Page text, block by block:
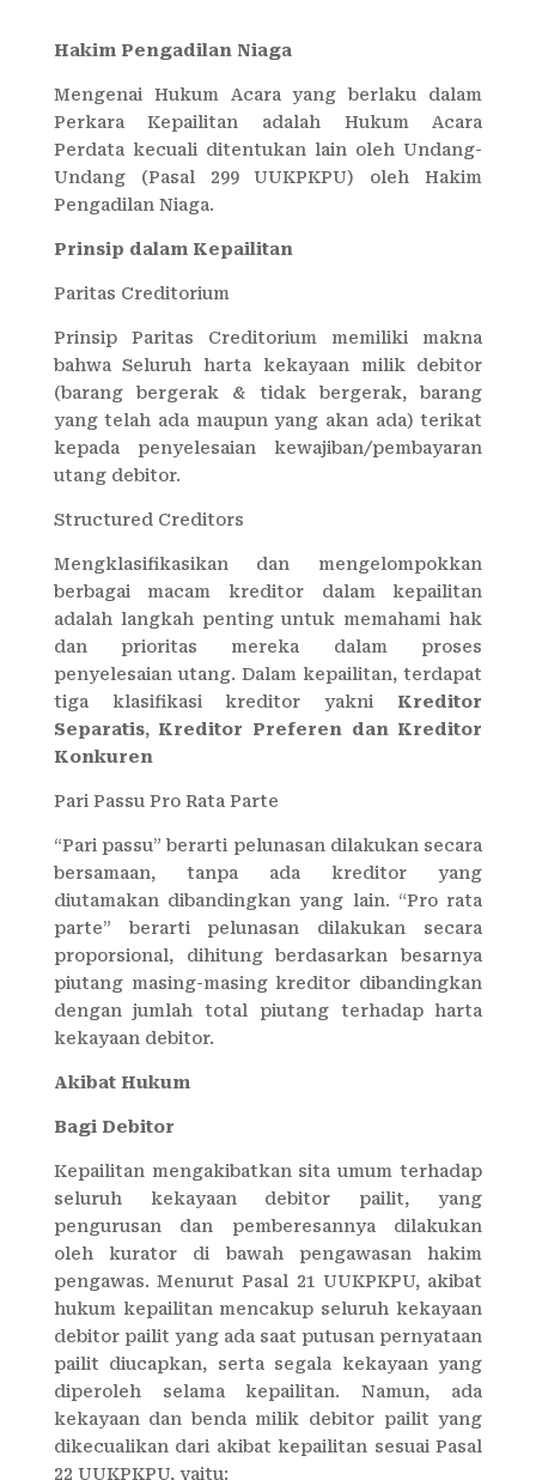
Hakim Pengadilan Niaga
Mengenai Hukum Acara yang berlaku dalam
Perkara Kepailitan adalah Hukum Acara
Perdata kecuali ditentukan lain oleh Undang-
Undang (Pasal 299 UUKPKPU) oleh Hakim
Pengadilan Niaga.
Prinsip dalam Kepailitan
Paritas Creditorium
Prinsip Paritas Creditorium memiliki makna
bahwa Seluruh harta kekayaan milik debitor
(barang bergerak & tidak bergerak, barang
yang telah ada maupun yang akan ada) terikat
kepada penyelesaian kewajiban/pembayaran
utang debitor.
Structured Creditors
Mengklasifikasikan dan mengelompokkan
berbagai macam kreditor dalam kepailitan
adalah langkah penting untuk memahami hak
dan prioritas mereka dalam proses
penyelesaian utang. Dalam kepailitan, terdapat
tiga klasifikasi kreditor yakni Kreditor
Separatis, Kreditor Preferen dan Kreditor
Konkuren
Pari Passu Pro Rata Parte
“Pari passu” berarti pelunasan dilakukan secara
bersamaan, tanpa ada kreditor yang
diutamakan dibandingkan yang lain. “Pro rata
parte” berarti pelunasan dilakukan secara
proporsional, dihitung berdasarkan besarnya
piutang masing-masing kreditor dibandingkan
dengan jumlah total piutang terhadap harta
kekayaan debitor.
Akibat Hukum
Bagi Debitor
Kepailitan mengakibatkan sita umum terhadap
seluruh kekayaan debitor pailit, yang
pengurusan dan pemberesannya dilakukan
oleh kurator di bawah pengawasan hakim
pengawas. Menurut Pasal 21 UUKPKPU, akibat
hukum kepailitan mencakup seluruh kekayaan
debitor pailit yang ada saat putusan pernyataan
pailit diucapkan, serta segala kekayaan yang
diperoleh selama kepailitan. Namun, ada
kekayaan dan benda milik debitor pailit yang
dikecualikan dari akibat kepailitan sesuai Pasal
22 UUKPKPU, yaitu: